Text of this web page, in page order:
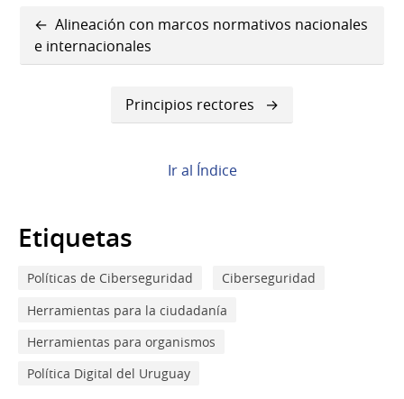
Enlaces
transversales
Alineación con marcos normativos nacionales
e internacionales
Principios rectores
Ir al Índice
Etiquetas
Políticas de Ciberseguridad
Ciberseguridad
Herramientas para la ciudadanía
Herramientas para organismos
Política Digital del Uruguay